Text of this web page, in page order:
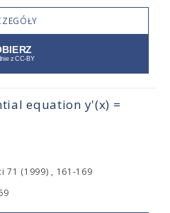
equation y'(x) =
71 (1999) , 161-169